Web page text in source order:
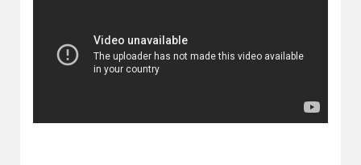
2017